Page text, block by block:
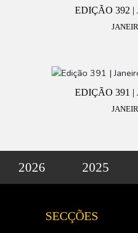
EDIÇÃO 392 |
EDIÇÃO 391 |
2026 2025
SECÇÕES